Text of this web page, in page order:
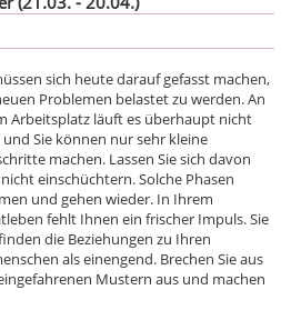
sich heute darauf gefasst machen,
Problemen belastet zu werden. An
Arbeitsplatz läuft es überhaupt nicht
Sie können nur sehr kleine
machen. Lassen Sie sich davon
einschüchtern. Solche Phasen
und gehen wieder. In Ihrem
fehlt Ihnen ein frischer Impuls. Sie
die Beziehungen zu Ihren
als einengend. Brechen Sie aus
Mustern aus und machen